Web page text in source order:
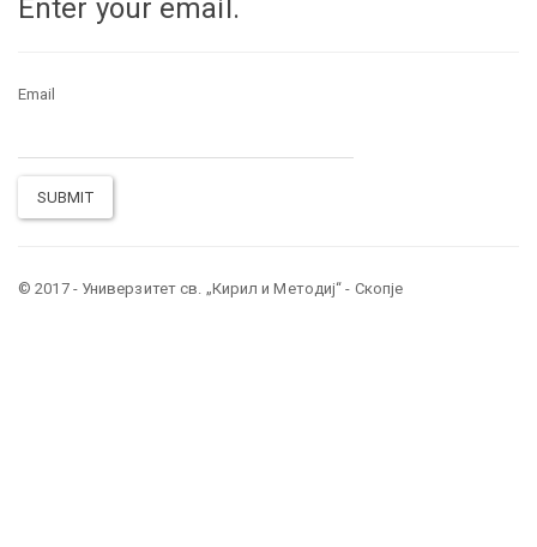
Enter your email.
Email
SUBMIT
© 2017 - Универзитет св. „Кирил и Методиј“ - Скопје